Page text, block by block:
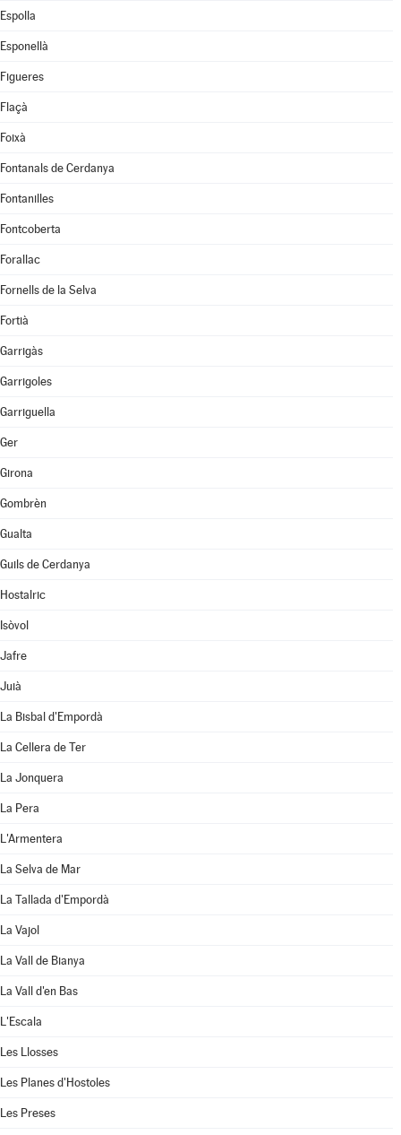
Espolla
Esponellà
Figueres
Flaçà
Foixà
Fontanals de Cerdanya
Fontanilles
Fontcoberta
Forallac
Fornells de la Selva
Fortià
Garrigàs
Garrigoles
Garriguella
Ger
Girona
Gombrèn
Gualta
Guils de Cerdanya
Hostalric
Isòvol
Jafre
Juià
La Bisbal d'Empordà
La Cellera de Ter
La Jonquera
La Pera
L'Armentera
La Selva de Mar
La Tallada d'Empordà
La Vajol
La Vall de Bianya
La Vall d'en Bas
L'Escala
Les Llosses
Les Planes d'Hostoles
Les Preses